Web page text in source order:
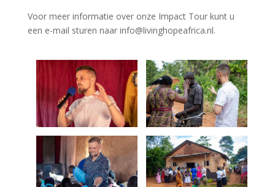
Voor meer informatie over onze Impact Tour kunt u
een e-mail sturen naar info@livinghopeafrica.nl.